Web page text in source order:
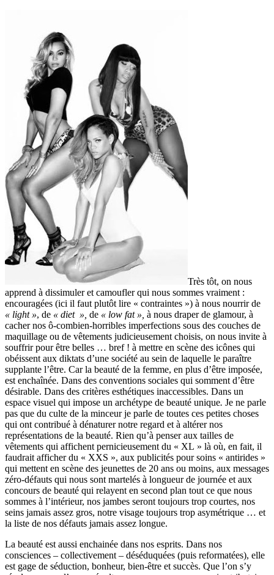
Très tôt, on nous
apprend à dissimuler et camoufler qui nous sommes vraiment :
encouragées (ici il faut plutôt lire « contraintes ») à nous nourrir de
« light », de « diet », de « low fat », à nous draper de glamour, à
cacher nos ô-combien-horribles imperfections sous des couches de
maquillage ou de vêtements judicieusement choisis, on nous invite à
souffrir pour être belles … bref ! à mettre en scène des icônes qui
obéissent aux diktats d’une société au sein de laquelle le paraître
supplante l’être. Car la beauté de la femme, en plus d’être imposée,
est enchaînée. Dans des conventions sociales qui somment d’être
désirable. Dans des critères esthétiques inaccessibles. Dans un
espace visuel qui impose un archétype de beauté unique. Je ne parle
pas que du culte de la minceur je parle de toutes ces petites choses
qui ont contribué à dénaturer notre regard et à altérer nos
représentations de la beauté. Rien qu’à penser aux tailles de
vêtements qui affichent pernicieusement du « XL » là où, en fait, il
faudrait afficher du « XXS », aux publicités pour soins « antirides »
qui mettent en scène des jeunettes de 20 ans ou moins, aux messages
zéro‑défauts qui nous sont martelés à longueur de journée et aux
concours de beauté qui relayent en second plan tout ce que nous
sommes à l’intérieur, nos jambes seront toujours trop courtes, nos
seins jamais assez gros, notre visage toujours trop asymétrique … et
la liste de nos défauts jamais assez longue.
La beauté est aussi enchainée dans nos esprits. Dans nos
consciences – collectivement – déséduquées (puis reformatées), elle
est gage de séduction, bonheur, bien-être et succès. Que l’on s’y